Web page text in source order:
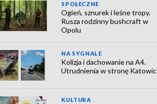
SPOŁECZNE
Ogień, sznurek i leśne tropy.
Rusza rodzinny bushcraft w
Opolu
NA SYGNALE
Kolizja i dachowanie na A4.
Utrudnienia w stronę Katowic
KULTURA